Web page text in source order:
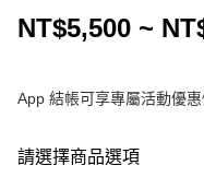
NT$5,500 ~
App 結帳可享專屬活動優惠
請選擇商品選項